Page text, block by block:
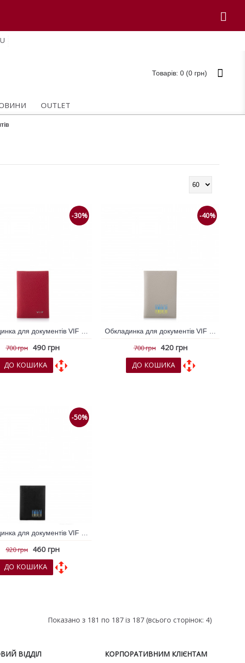
Товарів: 0 (0 грн)
OUTLET
-30%
700 грн 490 грн
ДО КОШИКА
-40%
700 грн 420 грн
ДО КОШИКА
-50%
Обкладинка для документів VIF Чорний 258772
920 грн 460 грн
ДО КОШИКА
Показано з 181 по 187 із 187 (всього сторінок: 4)
ВІДДІЛ КОРПОРАТИВНИМ КЛІЄНТАМ